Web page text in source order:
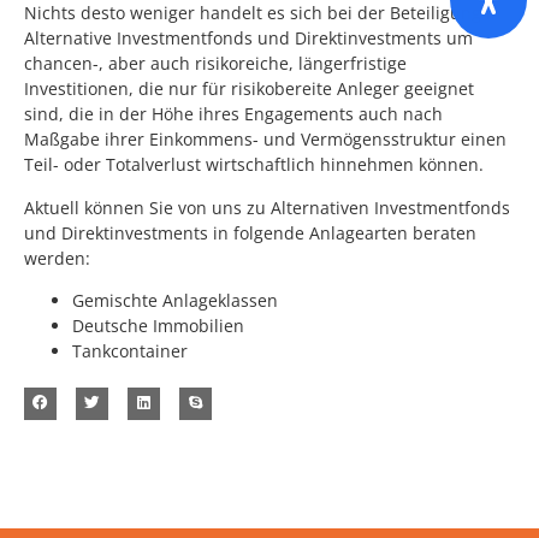
Nichts desto weniger handelt es sich bei der Beteiligung in
Alternative Investmentfonds und Direktinvestments um
chancen-, aber auch risikoreiche, längerfristige
Investitionen, die nur für risikobereite Anleger geeignet
sind, die in der Höhe ihres Engagements auch nach
Maßgabe ihrer Einkommens- und Vermögensstruktur einen
Teil- oder Totalverlust wirtschaftlich hinnehmen können.
Aktuell können Sie von uns zu Alternativen Investmentfonds
und Direktinvestments in folgende Anlagearten beraten
werden:
Gemischte Anlageklassen
Deutsche Immobilien
Tankcontainer